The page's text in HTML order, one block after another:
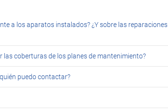
a los aparatos instalados? ¿Y sobre las reparaciones
las coberturas de los planes de mantenimiento?
puedo contactar?